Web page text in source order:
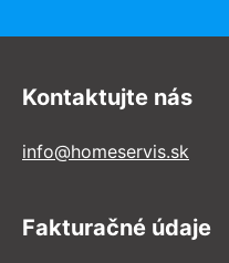
Kontaktujte nás
info@homeservis.sk
Fakturačné údaje